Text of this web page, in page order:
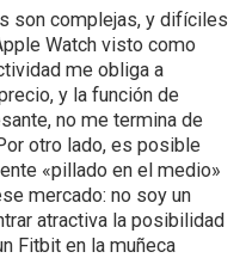
son complejas, y difíciles
Watch visto como
me obliga a
y la función de
no me termina de
otro lado, es posible
«pillado en el medio»
mercado: no soy un
atractiva la posibilidad
Fitbit en la muñeca